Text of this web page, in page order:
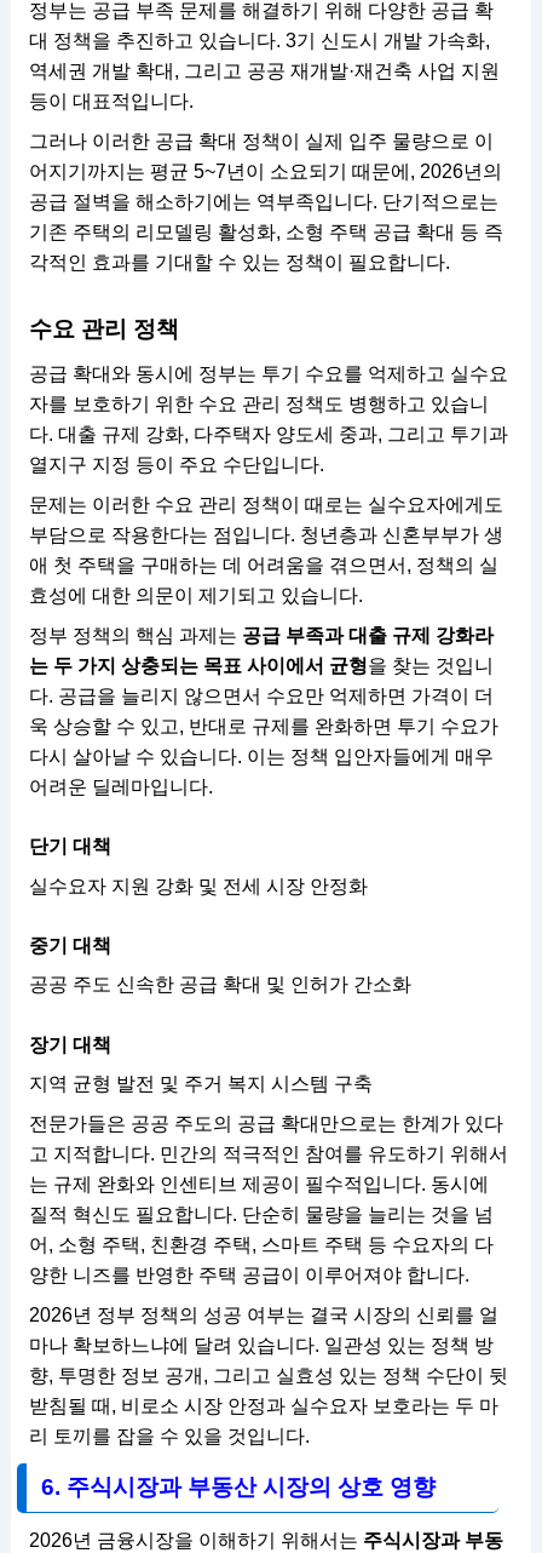
정부는 공급 부족 문제를 해결하기 위해 다양한 공급 확
대 정책을 추진하고 있습니다. 3기 신도시 개발 가속화,
역세권 개발 확대, 그리고 공공 재개발·재건축 사업 지원
등이 대표적입니다.
그러나 이러한 공급 확대 정책이 실제 입주 물량으로 이
어지기까지는 평균 5~7년이 소요되기 때문에, 2026년의
공급 절벽을 해소하기에는 역부족입니다. 단기적으로는
기존 주택의 리모델링 활성화, 소형 주택 공급 확대 등 즉
각적인 효과를 기대할 수 있는 정책이 필요합니다.
수요 관리 정책
공급 확대와 동시에 정부는 투기 수요를 억제하고 실수요
자를 보호하기 위한 수요 관리 정책도 병행하고 있습니
다. 대출 규제 강화, 다주택자 양도세 중과, 그리고 투기과
열지구 지정 등이 주요 수단입니다.
문제는 이러한 수요 관리 정책이 때로는 실수요자에게도
부담으로 작용한다는 점입니다. 청년층과 신혼부부가 생
애 첫 주택을 구매하는 데 어려움을 겪으면서, 정책의 실
효성에 대한 의문이 제기되고 있습니다.
정부 정책의 핵심 과제는 공급 부족과 대출 규제 강화라
는 두 가지 상충되는 목표 사이에서 균형을 찾는 것입니
다. 공급을 늘리지 않으면서 수요만 억제하면 가격이 더
욱 상승할 수 있고, 반대로 규제를 완화하면 투기 수요가
다시 살아날 수 있습니다. 이는 정책 입안자들에게 매우
어려운 딜레마입니다.
단기 대책
실수요자 지원 강화 및 전세 시장 안정화
중기 대책
공공 주도 신속한 공급 확대 및 인허가 간소화
장기 대책
지역 균형 발전 및 주거 복지 시스템 구축
전문가들은 공공 주도의 공급 확대만으로는 한계가 있다
고 지적합니다. 민간의 적극적인 참여를 유도하기 위해서
는 규제 완화와 인센티브 제공이 필수적입니다. 동시에
질적 혁신도 필요합니다. 단순히 물량을 늘리는 것을 넘
어, 소형 주택, 친환경 주택, 스마트 주택 등 수요자의 다
양한 니즈를 반영한 주택 공급이 이루어져야 합니다.
2026년 정부 정책의 성공 여부는 결국 시장의 신뢰를 얼
마나 확보하느냐에 달려 있습니다. 일관성 있는 정책 방
향, 투명한 정보 공개, 그리고 실효성 있는 정책 수단이 뒷
받침될 때, 비로소 시장 안정과 실수요자 보호라는 두 마
리 토끼를 잡을 수 있을 것입니다.
6. 주식시장과 부동산 시장의 상호 영향
2026년 금융시장을 이해하기 위해서는 주식시장과 부동